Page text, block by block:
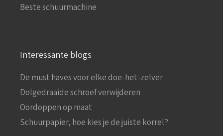
Beste schuurmachine
Interessante blogs
De must haves voor elke doe-het-zelver
Dolgedraaide schroef verwijderen
Oordoppen op maat
Schuurpapier, hoe kies je de juiste korrel?